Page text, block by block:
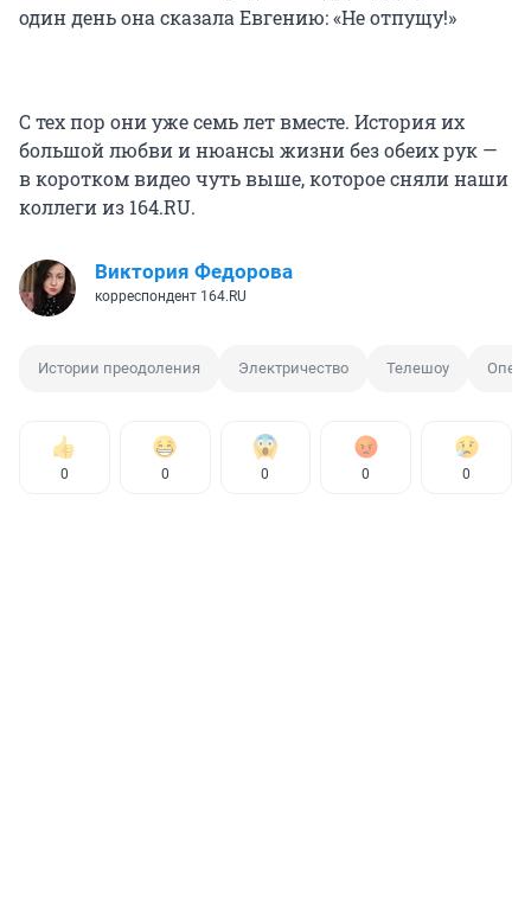
один день она сказала Евгению: «Не отпущу!»
С тех пор они уже семь лет вместе. История их
большой любви и нюансы жизни без обеих рук —
в коротком видео чуть выше, которое сняли наши
коллеги из 164.RU.
Виктория Федорова
корреспондент 164.RU
Истории преодоления Электричество Телешоу
0 0 0 0 0